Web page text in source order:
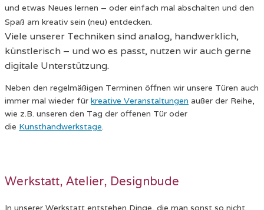
und etwas Neues lernen – oder einfach mal abschalten und den
Spaß am kreativ sein (neu) entdecken.
Viele unserer Techniken sind analog, handwerklich,
künstlerisch – und wo es passt, nutzen wir auch gerne
digitale Unterstützung.
Neben den regelmäßigen Terminen öffnen wir unsere Türen auch
immer mal wieder für kreative Veranstaltungen außer der Reihe,
wie z.B. unseren den Tag der offenen Tür oder
die Kunsthandwerkstage.
Werkstatt, Atelier, Designbude
In unserer Werkstatt entstehen Dinge, die man sonst so nicht